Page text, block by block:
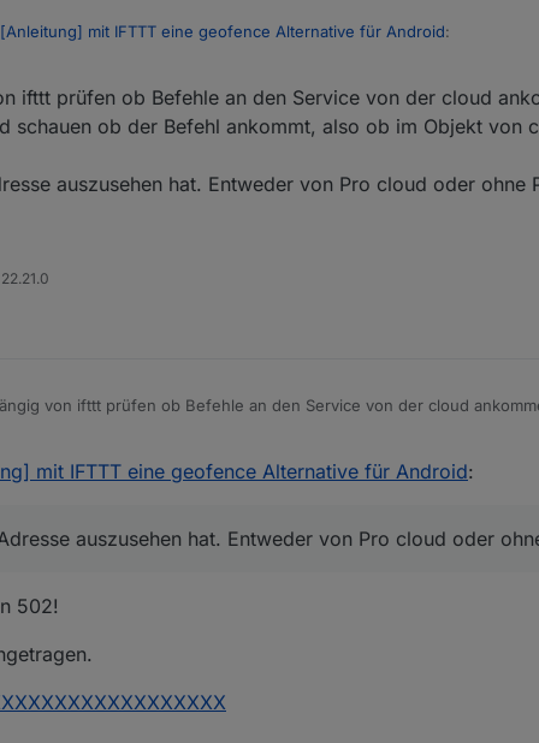
mit IFTTT eine geofence Alternative für Android:
leider nicht testen. Bin unterwegs.
"cloud.0.services.ifttt". Dann je nach Inhalt "anwesend/abwesend"
eingerichtet. 1 Applet für "kommen" und 1 für "gehen"!
zeigt er mir nichts an.
aus:
16:39
ifttt prüfen ob Befehle an den Service von der cloud
schauen ob der Befehl ankommt, also ob im Objekt von
auszusehen hat. Entweder von Pro cloud oder ohne
von ifttt prüfen ob Befehle an den Service von der cloud
die Adresse auszusehen hat. Entweder von Pro cloud oder ohne Pro.
mit IFTTT eine geofence Alternative für Android:
auszusehen hat. Entweder von Pro cloud oder
502!